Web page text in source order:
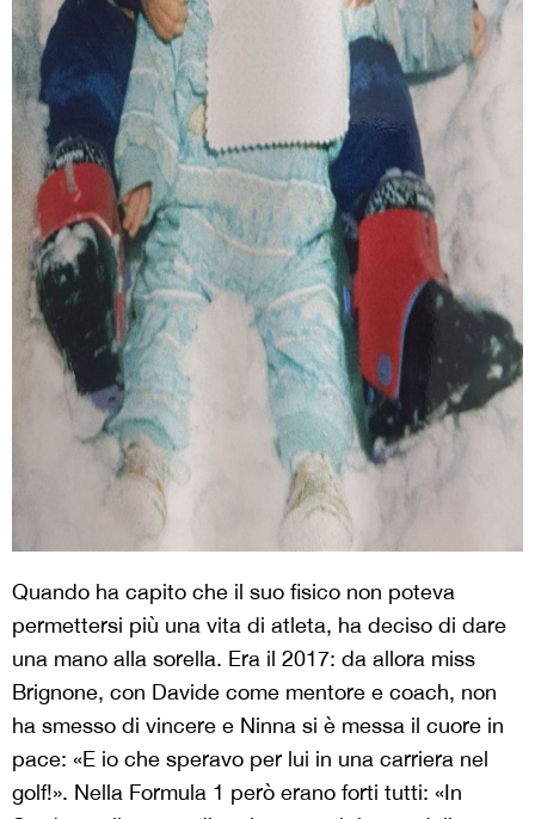
Quando ha capito che il suo fisico non poteva
permettersi più una vita di atleta, ha deciso di dare
una mano alla sorella. Era il 2017: da allora miss
Brignone, con Davide come mentore e coach, non
ha smesso di vincere e Ninna si è messa il cuore in
pace: «E io che speravo per lui in una carriera nel
golf!». Nella Formula 1 però erano forti tutti: «In